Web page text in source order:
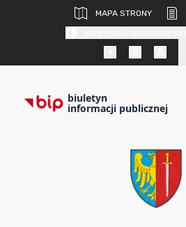
MAPA STRONY
biuletyn
informacji publicznej